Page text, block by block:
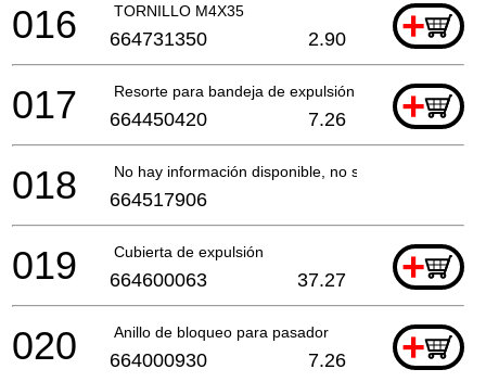
TORNILLO M4X35 +
016 664731350 2.90
Resorte para bandeja de expulsión Li +
017 664450420 7.26
No hay información disponible, no se puede pedir
018 664517906
Cubierta de expulsión +
019 664600063 37.27
Anillo de bloqueo para pasador +
020 664000930 7.26